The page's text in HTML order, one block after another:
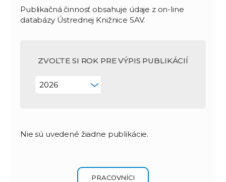
Publikačná činnosť obsahuje údaje z on-line
databázy Ústrednej Knižnice SAV.
ZVOĽTE SI ROK PRE VÝPIS PUBLIKÁCIÍ
Nie sú uvedené žiadne publikácie.
PRACOVNÍCI